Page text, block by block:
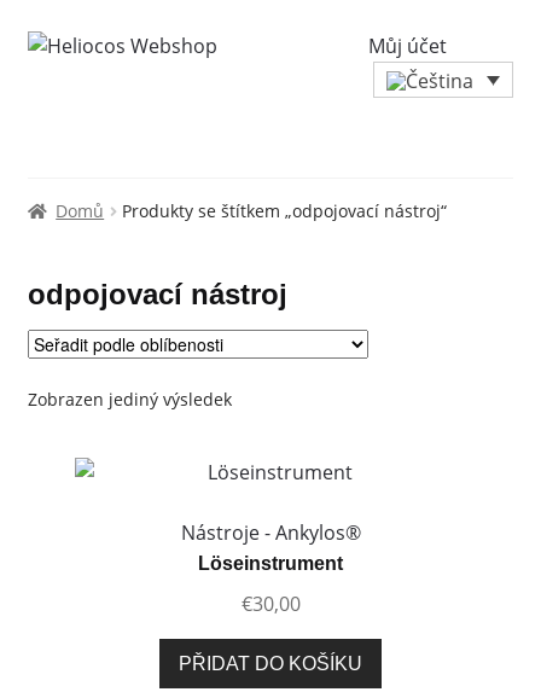
Můj účet
Domů Produkty se štítkem „odpojovací nástroj“
odpojovací nástroj
Zobrazen jediný výsledek
Nástroje - Ankylos®
Löseinstrument
€30,00
PŘIDAT DO KOŠÍKU